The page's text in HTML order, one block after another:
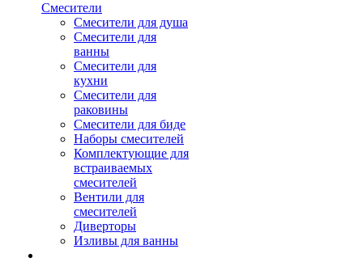
Смесители
Смесители для душа
Смесители для
ванны
Смесители для
кухни
Смесители для
раковины
Смесители для биде
Наборы смесителей
Комплектующие для
встраиваемых
смесителей
Вентили для
смесителей
Диверторы
Изливы для ванны